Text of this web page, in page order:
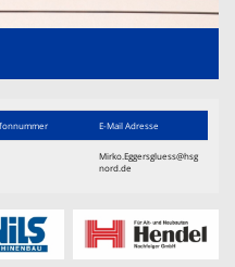
E-Mail Adresse
Mirko.Eggersgluess@hsg
nord.de